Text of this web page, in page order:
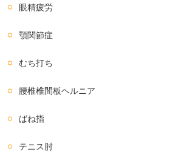
眼精疲労
顎関節症
むち打ち
腰椎椎間板ヘルニア
ばね指
テニス肘